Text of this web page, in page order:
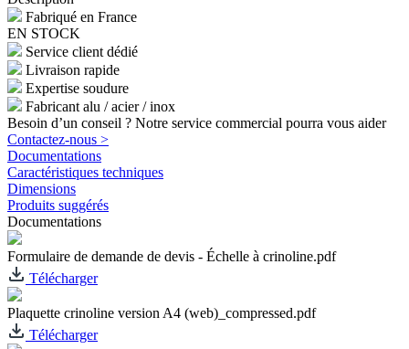
Fabriqué en France
EN STOCK
Service client dédié
Livraison rapide
Expertise soudure
Fabricant alu / acier / inox
Besoin d’un conseil ? Notre service commercial pourra vous aider
Contactez-nous >
Documentations
Caractéristiques techniques
Dimensions
Produits suggérés
Documentations
Formulaire de demande de devis - Échelle à crinoline.pdf
Télécharger
Plaquette crinoline version A4 (web)_compressed.pdf
Télécharger